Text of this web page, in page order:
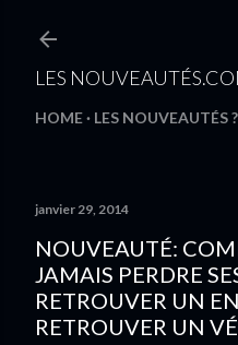
LES
HOME LES NOUVEAUTÉS ?
janvier 29, 2014
NOUVEAUTÉ:
JAMAIS PERDRE
RETROUVER UN
RETROUVER UN